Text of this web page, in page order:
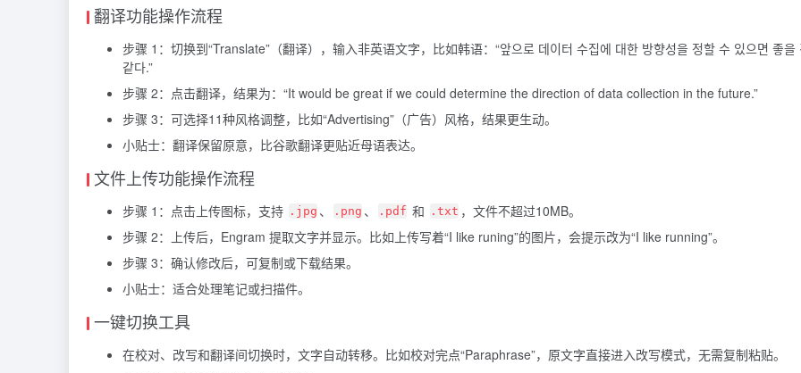
翻译功能操作流程
步骤 1：切换到“Translate”（翻译），输入非英语文字，比如韩语：“앞으로 데이터 수집에 대한 방향성을 정할 수 있으면 좋을
같다.”
步骤 2：点击翻译，结果为：“It would be great if we could determine the direction of data collection in the future.”
步骤 3：可选择11种风格调整，比如“Advertising”（广告）风格，结果更生动。
小贴士：翻译保留原意，比谷歌翻译更贴近母语表达。
文件上传功能操作流程
步骤 1：点击上传图标，支持 .jpg 、 .png 、 .pdf 和 .txt ，文件不超过10MB。
步骤 2：上传后，Engram 提取文字并显示。比如上传写着“I like runing”的图片，会提示改为“I like running”。
步骤 3：确认修改后，可复制或下载结果。
小贴士：适合处理笔记或扫描件。
一键切换工具
在校对、改写和翻译间切换时，文字自动转移。比如校对完点“Paraphrase”，原文字直接进入改写模式，无需复制粘贴。